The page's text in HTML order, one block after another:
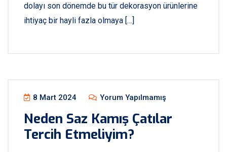
dolayı son dönemde bu tür dekorasyon ürünlerine
ihtiyaç bir hayli fazla olmaya […]
8 Mart 2024 Yorum Yapılmamış
Neden Saz Kamış Çatılar
Tercih Etmeliyim?